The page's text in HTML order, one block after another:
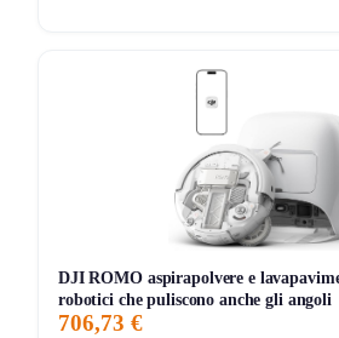
DJI ROMO aspirapolvere e
robotici che puliscono anche gli angoli
706,73 €